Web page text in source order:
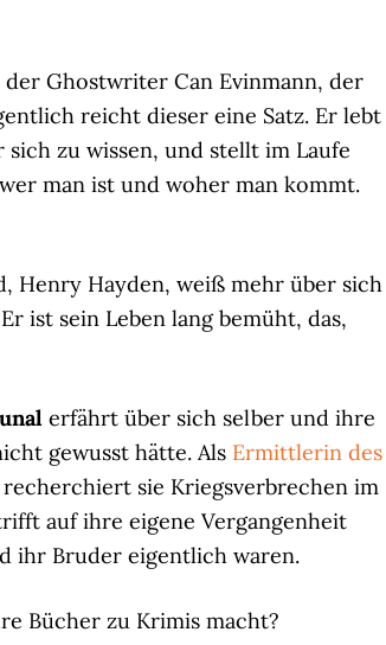
Ghostwriter Can Evinmann, der
reicht dieser eine Satz. Er lebt
zu wissen, und stellt im Laufe
man ist und woher man kommt.
Henry Hayden, weiß mehr über sich
ist sein Leben lang bemüht, das,
erfährt über sich selber und ihre
gewusst hätte. Als Ermittlerin des
recherchiert sie Kriegsverbrechen im
auf ihre eigene Vergangenheit
ihr Bruder eigentlich waren.
Bücher zu Krimis macht?